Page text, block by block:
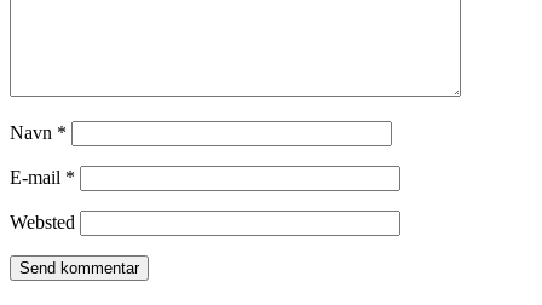
Navn *
E-mail *
Websted